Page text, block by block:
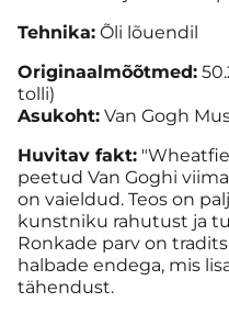
Tehnika: Õli lõuendil
Originaalmõõtmed:
tolli)
Asukoht: Van Gogh
Huvitav fakt:
peetud Van Goghi
on vaieldud. Teos on
kunstniku rahutust ja
Ronkade parv on
halbade endega, mis
tähendust.